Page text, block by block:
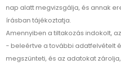
nap alatt megvizsgálja, és annak
írásban tájékoztatja.
Amennyiben a tiltakozás indokolt,
- beleértve a további adatfelvételt
megszünteti, és az adatokat